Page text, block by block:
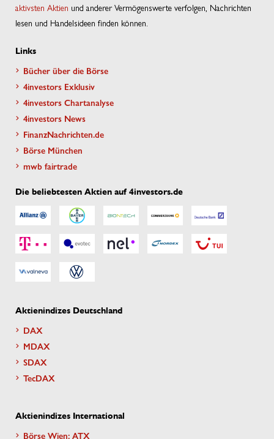
aktivsten Aktien und anderer Vermögenswerte verfolgen, Nachrichten
lesen und Handelsideen finden können.
Links
Bücher über die Börse
4investors Exklusiv
4investors Chartanalyse
4investors News
FinanzNachrichten.de
Börse München
mwb fairtrade
Die beliebtesten Aktien auf 4investors.de
Aktienindizes Deutschland
DAX
MDAX
SDAX
TecDAX
Aktienindizes International
Börse Wien: ATX